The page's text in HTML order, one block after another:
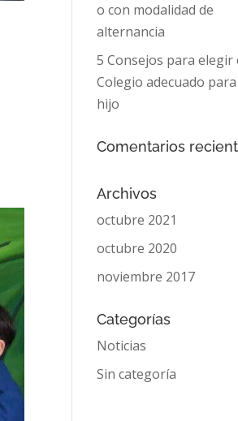
o con modalidad de
alternancia
5 Consejos para elegir
Colegio adecuado
hijo
Comentarios
Archivos
octubre 2021
octubre 2020
noviembre 2017
Categorías
Noticias
Sin categoría